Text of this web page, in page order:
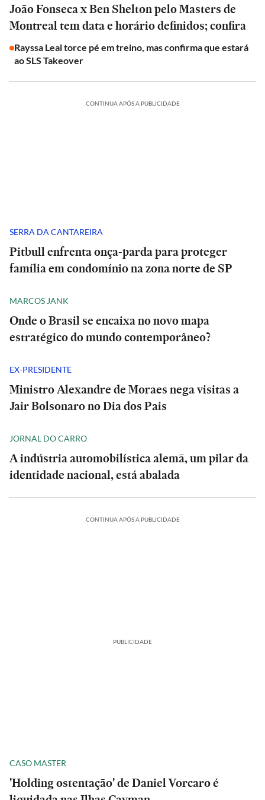
João Fonseca x Ben Shelton pelo Masters de
Montreal tem data e horário definidos; confira
Rayssa Leal torce pé em treino, mas confirma que estará
ao SLS Takeover
CONTINUA APÓS A PUBLICIDADE
SERRA DA CANTAREIRA
Pitbull enfrenta onça-parda para proteger
família em condomínio na zona norte de SP
MARCOS JANK
Onde o Brasil se encaixa no novo mapa
estratégico do mundo contemporâneo?
EX-PRESIDENTE
Ministro Alexandre de Moraes nega visitas a
Jair Bolsonaro no Dia dos Pais
JORNAL DO CARRO
A indústria automobilística alemã, um pilar da
identidade nacional, está abalada
CONTINUA APÓS A PUBLICIDADE
PUBLICIDADE
CASO MASTER
'Holding ostentação' de Daniel Vorcaro é